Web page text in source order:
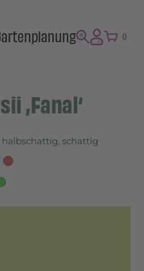
0
‚Fanal‘
halbschattig, schattig